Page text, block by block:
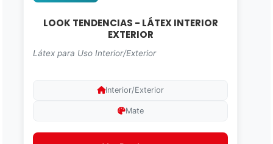
LOOK TENDENCIAS - LÁTEX INTERIOR
EXTERIOR
Látex para Uso Interior/Exterior
Interior/Exterior
Mate